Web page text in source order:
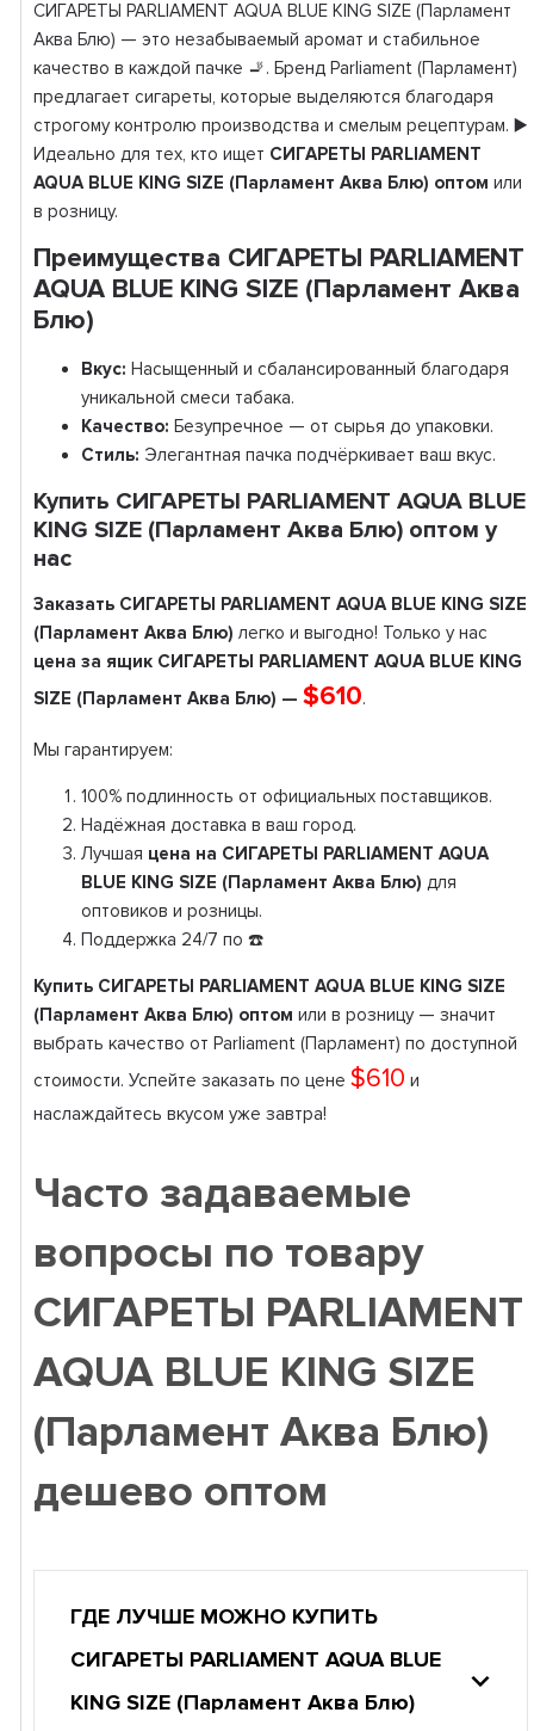
СИГАРЕТЫ PARLIAMENT AQUA BLUE KING SIZE (Парламент
Аква Блю) — это незабываемый аромат и стабильное
качество в каждой пачке 🚬. Бренд Parliament (Парламент)
предлагает сигареты, которые выделяются благодаря
строгому контролю производства и смелым рецептурам. ▶️
Идеально для тех, кто ищет СИГАРЕТЫ PARLIAMENT
AQUA BLUE KING SIZE (Парламент Аква Блю) оптом или
в розницу.
Преимущества СИГАРЕТЫ PARLIAMENT
AQUA BLUE KING SIZE (Парламент Аква
Блю)
Вкус: Насыщенный и сбалансированный благодаря
уникальной смеси табака.
Качество: Безупречное — от сырья до упаковки.
Стиль: Элегантная пачка подчёркивает ваш вкус.
Купить СИГАРЕТЫ PARLIAMENT AQUA BLUE
KING SIZE (Парламент Аква Блю) оптом у
нас
Заказать СИГАРЕТЫ PARLIAMENT AQUA BLUE KING SIZE
(Парламент Аква Блю) легко и выгодно! Только у нас
цена за ящик СИГАРЕТЫ PARLIAMENT AQUA BLUE KING
SIZE (Парламент Аква Блю) — $610.
Мы гарантируем:
100% подлинность от официальных поставщиков.
Надёжная доставка в ваш город.
Лучшая цена на СИГАРЕТЫ PARLIAMENT AQUA
BLUE KING SIZE (Парламент Аква Блю) для
оптовиков и розницы.
Поддержка 24/7 по ☎️
Купить СИГАРЕТЫ PARLIAMENT AQUA BLUE KING SIZE
(Парламент Аква Блю) оптом или в розницу — значит
выбрать качество от Parliament (Парламент) по доступной
стоимости. Успейте заказать по цене $610 и
наслаждайтесь вкусом уже завтра!
Часто задаваемые
вопросы по товару
СИГАРЕТЫ PARLIAMENT
AQUA BLUE KING SIZE
(Парламент Аква Блю)
дешево оптом
ГДЕ ЛУЧШЕ МОЖНО КУПИТЬ
СИГАРЕТЫ PARLIAMENT AQUA BLUE
KING SIZE (Парламент Аква Блю)